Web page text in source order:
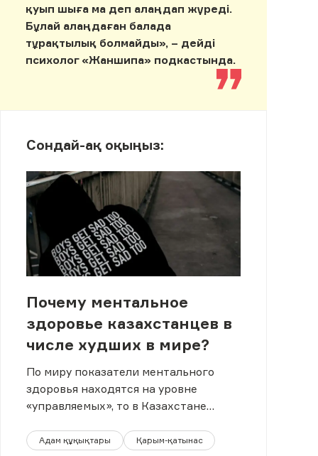
қуып шыға ма деп алаңдап жүреді.
Бұлай алаңдаған балада
тұрақтылық болмайды», – дейді
психолог «Жаншипа» подкастында.
Сондай-ақ оқыңыз:
Почему ментальное
здоровье казахстанцев в
числе худших в мире?
По миру показатели ментального
здоровья находятся на уровне
«управляемых», то в Казахстане
Адам құқықтары Қарым-қатынас